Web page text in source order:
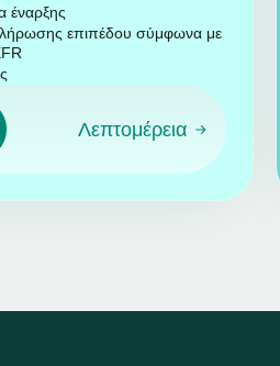
έναρξης
επιπέδου σύμφωνα με
Λεπτομέρεια